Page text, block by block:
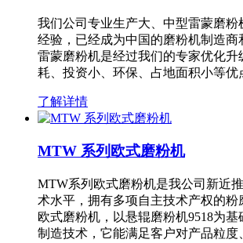
我们公司专业生产大、中型雷蒙磨粉
经验，已经成为中国的磨粉机制造商
雷蒙磨粉机是经过我们的专家优化升
耗、投资小、环保、占地面积小等
了解详情
MTW 系列欧式磨粉机
MTW系列欧式磨粉机是我公司新近
术水平，拥有多项自主技术产权的
欧式磨粉机，以悬辊磨粉机9518为
制造技术，它能满足客户对产品粒